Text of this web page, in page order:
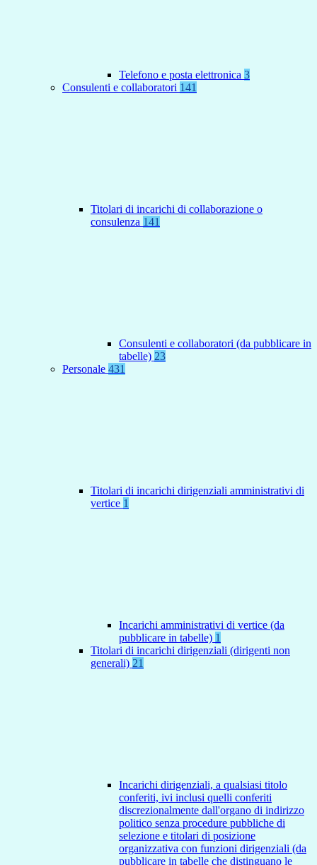
Telefono e posta elettronica 3
Consulenti e collaboratori 141
Titolari di incarichi di collaborazione o
consulenza 141
Consulenti e collaboratori (da pubblicare in
tabelle) 23
Personale 431
Titolari di incarichi dirigenziali amministrativi di
vertice 1
Incarichi amministrativi di vertice (da
pubblicare in tabelle) 1
Titolari di incarichi dirigenziali (dirigenti non
generali) 21
Incarichi dirigenziali, a qualsiasi titolo
conferiti, ivi inclusi quelli conferiti
discrezionalmente dall'organo di indirizzo
politico senza procedure pubbliche di
selezione e titolari di posizione
organizzativa con funzioni dirigenziali (da
pubblicare in tabelle che distinguano le